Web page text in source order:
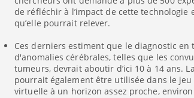
de réfléchir à l’impact de cette technologie
qu’elle pourrait relever.
Ces derniers estiment que le diagnostic en
d'anomalies cérébrales, telles que les
tumeurs, devrait aboutir d’ici 10 à 14 ans.
pourrait également être utilisée dans le
virtuelle à un horizon assez proche, environ